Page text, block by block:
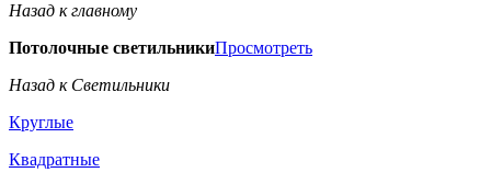
Назад к главному
Потолочные светильникиПросмотреть
Назад к Светильники
Круглые
Квадратные